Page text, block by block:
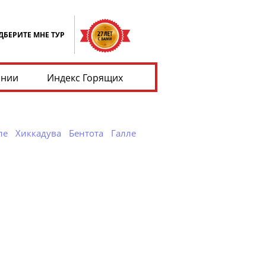
МНЕ ТУР
Индекс Горящих
Хиккадува Бентота Галле